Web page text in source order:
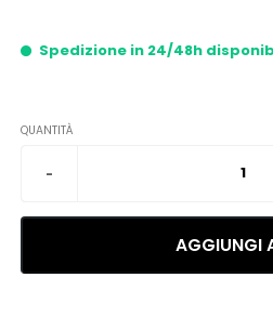
Spedizione in 24/48h
QUANTITÀ
AGGIUNGI